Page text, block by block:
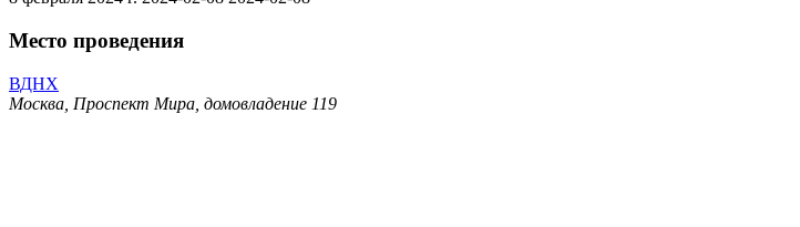
Место проведения
ВДНХ
Москва, Проспект Мира, домовладение 119